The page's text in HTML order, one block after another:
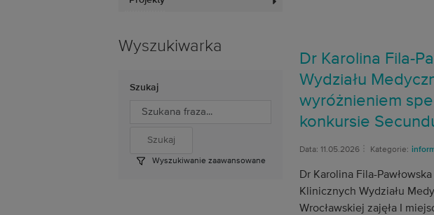
Wyszukiwarka
Szukaj
Wyszukiwanie zaawansowane
Dr Karolina Fila-
Wydziału
wyróżnieniem
konkursie
Data: 11.05.2026 Kategorie:
Dr Karolina Fila-
Klinicznych Wydziału
Wrocławskiej zajęła I